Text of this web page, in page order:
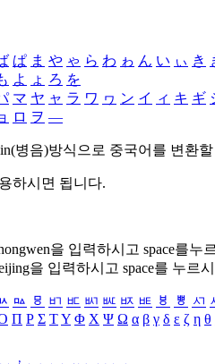
ぱ ま や ゃ ら わ ゎ ん い ぃ き
よ ょ ろ を
マ ヤ ャ ラ ワ ヮ ン イ ィ キ ギ
ロ ヲ ―
병음)방식으로 중국어를 변환
하시면 됩니다.
을 입력하시고 space를누
을 입력하시고 space를 누르
ㅰ ㅱ ㅲ ㅳ ㅴ ㅵ ㅶ ㅷ ㅸ ㅹ ㅺ
Π Ρ Σ ΤΥ Φ Χ Ψ Ω α β γ δ ε ζ η θ